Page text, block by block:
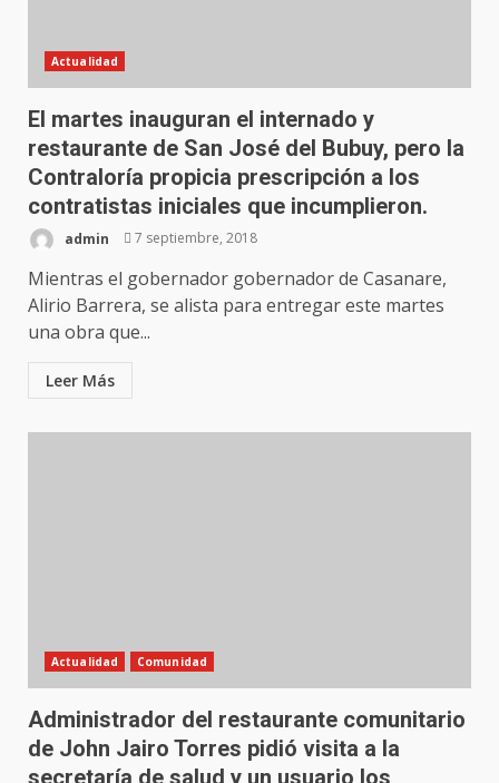
Actualidad
El martes inauguran el internado y
restaurante de San José del Bubuy, pero la
Contraloría propicia prescripción a los
contratistas iniciales que incumplieron.
admin 7 septiembre, 2018
Mientras el gobernador gobernador de Casanare,
Alirio Barrera, se alista para entregar este martes
una obra que...
Leer Más
Actualidad Comunidad
Administrador del restaurante comunitario
de John Jairo Torres pidió visita a la
secretaría de salud y un usuario los